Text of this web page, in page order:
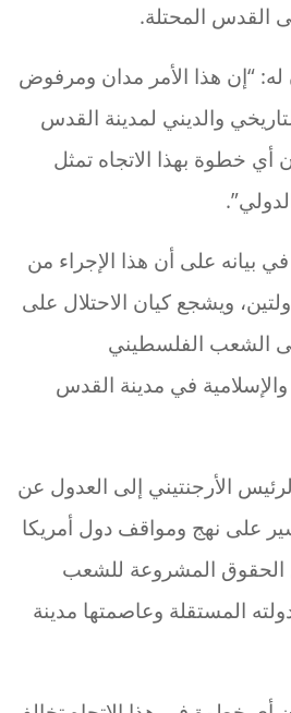
القدس المحتلة.
له: “إن هذا الأمر مدان ومرفوض
والديني لمدينة القدس
أي خطوة بهذا الاتجاه تمثل
بيانه على أن هذا الإجراء من
ويشجع كيان الاحتلال على
الشعب الفلسطيني
في مدينة القدس
الأرجنتيني إلى العدول عن
على نهج ومواقف دول أمريكا
الحقوق المشروعة للشعب
المستقلة وعاصمتها مدينة